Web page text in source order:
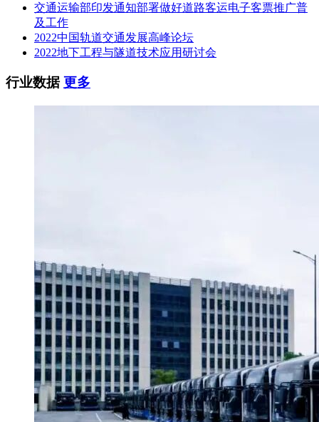
交通运输部印发通知部署做好道路客运电子客票推广普
及工作
2022中国轨道交通发展高峰论坛
2022地下工程与隧道技术应用研讨会
行业数据更多